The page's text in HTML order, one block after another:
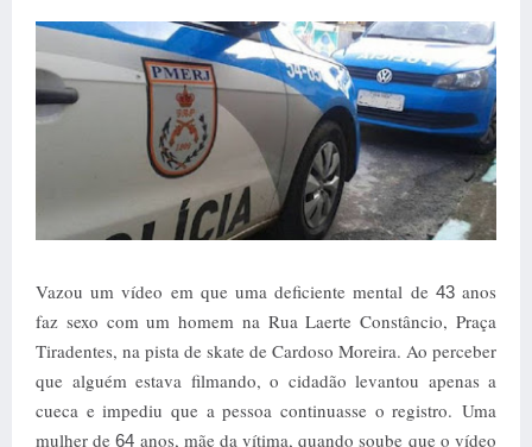
Vazou um vídeo em que uma deficiente mental de 43anos
faz sexo com um homem na Rua Laerte Constâncio, Praça
Tiradentes, na pista de skate de Cardoso Moreira. Ao perceber
que alguém estava filmando, o cidadão levantou apenas a
cueca e impediu que a pessoa continuasse o registro. Uma
mulher de64 anos, mãe da vítima, quando soube que o vídeo